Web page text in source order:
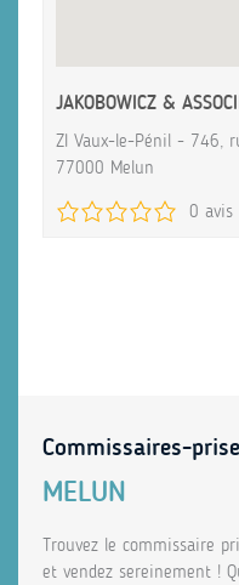
JAKOBOWICZ &
ZI Vaux-le-Pénil - 746,
77000 Melun
0 avis
Commissaires-
MELUN
Trouvez le commissaire
et vendez sereinement !